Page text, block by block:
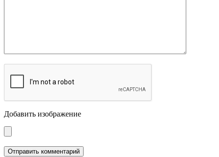
Добавить изображение